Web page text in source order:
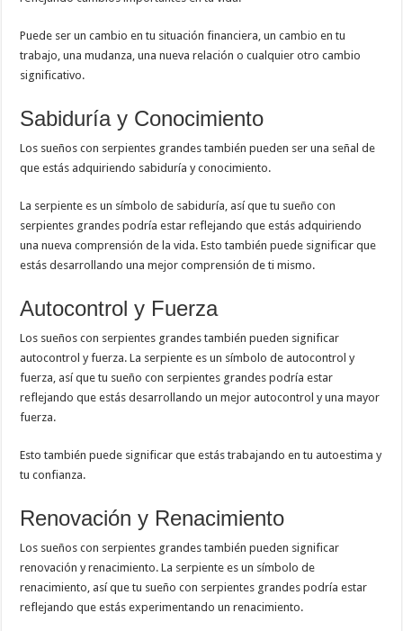
Puede ser un cambio en tu situación financiera, un cambio en tu
trabajo, una mudanza, una nueva relación o cualquier otro cambio
significativo.
Sabiduría y Conocimiento
Los sueños con serpientes grandes también pueden ser una señal de
que estás adquiriendo sabiduría y conocimiento.
La serpiente es un símbolo de sabiduría, así que tu sueño con
serpientes grandes podría estar reflejando que estás adquiriendo
una nueva comprensión de la vida. Esto también puede significar que
estás desarrollando una mejor comprensión de ti mismo.
Autocontrol y Fuerza
Los sueños con serpientes grandes también pueden significar
autocontrol y fuerza. La serpiente es un símbolo de autocontrol y
fuerza, así que tu sueño con serpientes grandes podría estar
reflejando que estás desarrollando un mejor autocontrol y una mayor
fuerza.
Esto también puede significar que estás trabajando en tu autoestima y
tu confianza.
Renovación y Renacimiento
Los sueños con serpientes grandes también pueden significar
renovación y renacimiento. La serpiente es un símbolo de
renacimiento, así que tu sueño con serpientes grandes podría estar
reflejando que estás experimentando un renacimiento.